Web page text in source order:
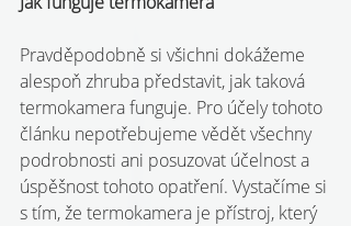
Pravděpodobně si všichni dokážeme
alespoň zhruba představit, jak taková
termokamera funguje. Pro účely tohoto
článku nepotřebujeme vědět všechny
podrobnosti ani posuzovat účelnost a
úspěšnost tohoto opatření. Vystačíme si
s tím, že termokamera je přístroj, který